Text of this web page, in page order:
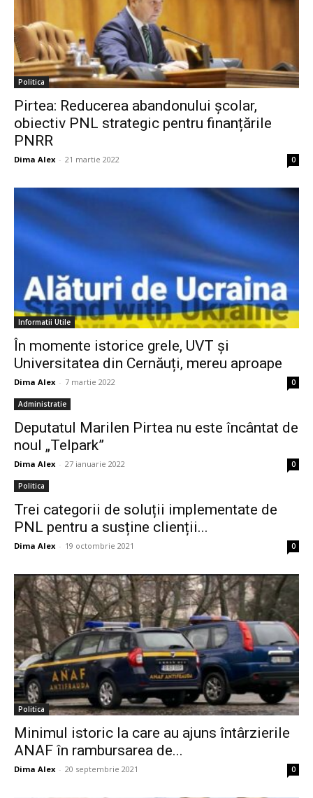
Politica
Pirtea: Reducerea abandonului școlar,
obiectiv PNL strategic pentru finanțările
PNRR
Dima Alex - 21 martie 2022 0
Informatii Utile
În momente istorice grele, UVT și
Universitatea din Cernăuți, mereu aproape
Dima Alex - 7 martie 2022 0
Administratie
Deputatul Marilen Pirtea nu este încântat de
noul „Telpark”
Dima Alex - 27 ianuarie 2022 0
Politica
Trei categorii de soluții implementate de
PNL pentru a susține clienții...
Dima Alex - 19 octombrie 2021 0
Politica
Minimul istoric la care au ajuns întârzierile
ANAF în rambursarea de...
Dima Alex - 20 septembrie 2021 0